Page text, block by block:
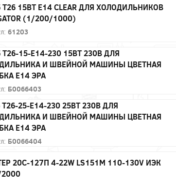
15ВТ E14 CLEAR ДЛЯ ХОЛОДИЛЬНИКОВ
(1/200/1000)
61203
15-E14-230 15ВТ 230В ДЛЯ
И ШВЕЙНОЙ МАШИНЫ ЦВЕТНАЯ
Е14 ЭРА
Б0066403
25-E14-230 25ВТ 230В ДЛЯ
И ШВЕЙНОЙ МАШИНЫ ЦВЕТНАЯ
Е14 ЭРА
Б0066404
20С-127П 4-22W LS151М 110-130V ИЭК